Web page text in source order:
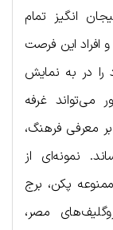
انگیز تمام
افراد این فرصت
را در به نمایش
می‌تواند غرفه
معرفی فرهنگ،
نمونه‌ای از
پکن، برج
مصر،